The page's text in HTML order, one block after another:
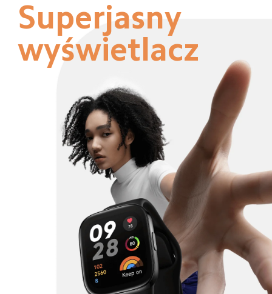
Superjasny
wyświetlacz